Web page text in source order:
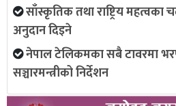
साँस्कृतिक तथा राष्ट्रिय महत्वका
अनुदान दिइने
नेपाल टेलिकमका सबै टावरमा
सञ्चारमन्त्रीको निर्देशन